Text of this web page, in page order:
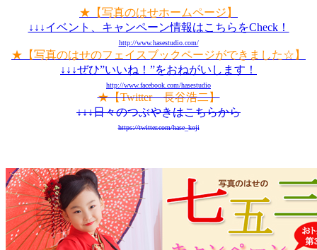
★【写真のはせホームページ】
↓↓↓イベント、キャンペーン情報はこちらをCheck！
http://www.hasestudio.com/
★【写真のはせのフェイスブックページができました☆】
↓↓↓ぜひ”いいね！”をおねがいします！
http://www.facebook.com/hasestudio
★【Twitter 長谷浩二】
↓↓↓日々のつぶやきはこちらから
https://twitter.com/hase_koji